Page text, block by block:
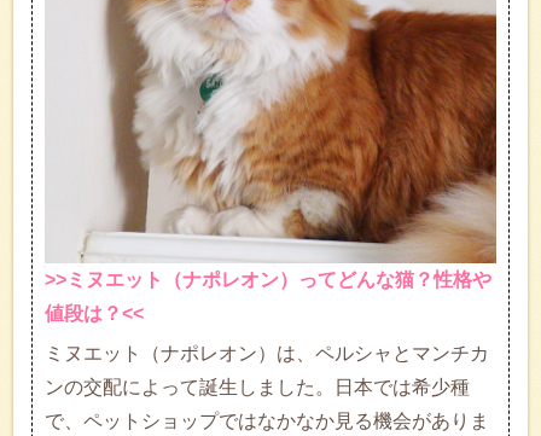
>>ミヌエット（ナポレオン）ってどんな猫？性格や
値段は？<<
ミヌエット（ナポレオン）は、ペルシャとマンチカ
ンの交配によって誕生しました。日本では希少種
で、ペットショップではなかなか見る機会がありま